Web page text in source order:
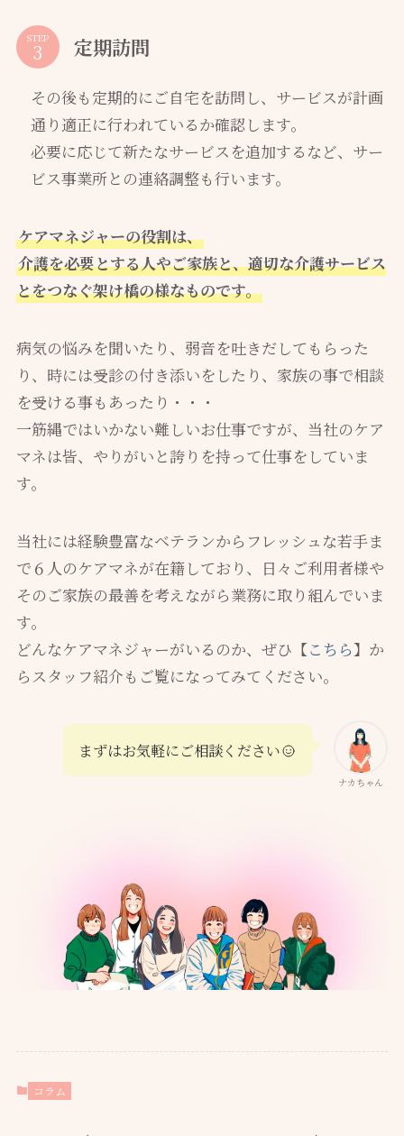
STEP 定期訪問
その後も定期的にご自宅を訪問し、サービスが計画
通り適正に行われているか確認します。
必要に応じて新たなサービスを追加するなど、サー
ビス事業所との連絡調整も行います。
ケアマネジャーの役割は、
介護を必要とする人やご家族と、適切な介護サービス
とをつなぐ架け橋の様なものです。
病気の悩みを聞いたり、弱音を吐きだしてもらった
り、時には受診の付き添いをしたり、家族の事で相談
を受ける事もあったり・・・
一筋縄ではいかない難しいお仕事ですが、当社のケア
マネは皆、やりがいと誇りを持って仕事をしていま
す。
当社には経験豊富なベテランからフレッシュな若手ま
で６人のケアマネが在籍しており、日々ご利用者様や
そのご家族の最善を考えながら業務に取り組んでいま
す。
どんなケアマネジャーがいるのか、ぜひ【こちら】か
らスタッフ紹介もご覧になってみてください。
ナカちゃん
まずはお気軽にご相談ください
コラム